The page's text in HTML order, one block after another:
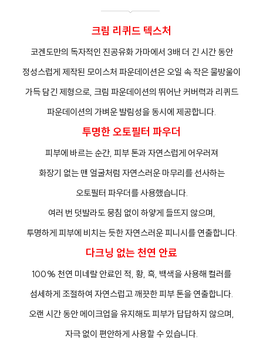
크림 리퀴드 텍스처
코겐도만의 독자적인 진공유화 가마에서 3배 더 긴 시간 동안
정성스럽게 제작된 모이스처 파운데이션은 오일 속 작은 물방울이
가득 담긴 제형으로, 크림 파운데이션의 뛰어난 커버력과 리퀴드
파운데이션의 가벼운 발림성을 동시에 제공합니다.
투명한 오토필터 파우더
피부에 바르는 순간, 피부 톤과 자연스럽게 어우러져
화장기 없는 맨 얼굴처럼 자연스러운 마무리를 선사하는
오토필터 파우더를 사용했습니다.
여러 번 덧발라도 뭉침 없이 하얗게 들뜨지 않으며,
투명하게 피부에 비치는 듯한 자연스러운 피니시를 연출합니다.
다크닝 없는 천연 안료
100% 천연 미네랄 안료인 적, 황, 흑, 백색을 사용해 컬러를
섬세하게 조절하여 자연스럽고 깨끗한 피부 톤을 연출합니다.
오랜 시간 동안 메이크업을 유지해도 피부가 답답하지 않으며,
자극 없이 편안하게 사용할 수 있습니다.